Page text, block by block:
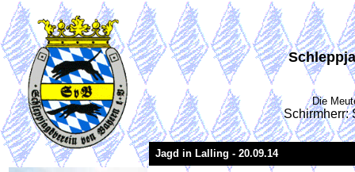
Die
Schirmherr:
Jagd in Lalling - 20.09.14